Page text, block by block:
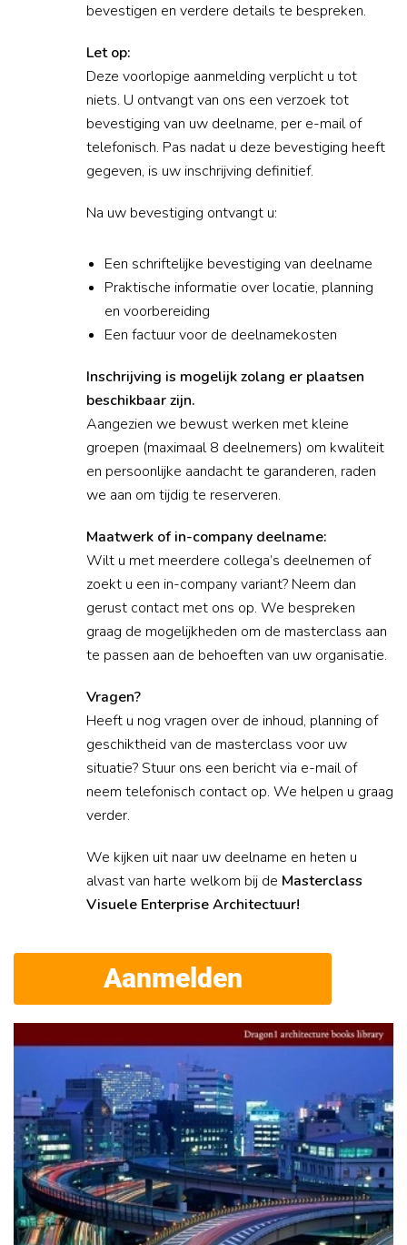
bevestigen en verdere details te bespreken.
Let op:
Deze voorlopige aanmelding verplicht u tot
niets. U ontvangt van ons een verzoek tot
bevestiging van uw deelname, per e-mail of
telefonisch. Pas nadat u deze bevestiging heeft
gegeven, is uw inschrijving definitief.
Na uw bevestiging ontvangt u:
Een schriftelijke bevestiging van deelname
Praktische informatie over locatie, planning
en voorbereiding
Een factuur voor de deelnamekosten
Inschrijving is mogelijk zolang er plaatsen
beschikbaar zijn.
Aangezien we bewust werken met kleine
groepen (maximaal 8 deelnemers) om kwaliteit
en persoonlijke aandacht te garanderen, raden
we aan om tijdig te reserveren.
Maatwerk of in-company deelname:
Wilt u met meerdere collega’s deelnemen of
zoekt u een in-company variant? Neem dan
gerust contact met ons op. We bespreken
graag de mogelijkheden om de masterclass aan
te passen aan de behoeften van uw organisatie.
Vragen?
Heeft u nog vragen over de inhoud, planning of
geschiktheid van de masterclass voor uw
situatie? Stuur ons een bericht via e-mail of
neem telefonisch contact op. We helpen u graag
verder.
We kijken uit naar uw deelname en heten u
alvast van harte welkom bij de Masterclass
Visuele Enterprise Architectuur!